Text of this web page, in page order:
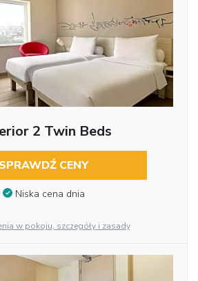
2 Twin Beds
SPRAWDŹ CENY
Niska cena dnia
w pokoju, szczegóły i zasady